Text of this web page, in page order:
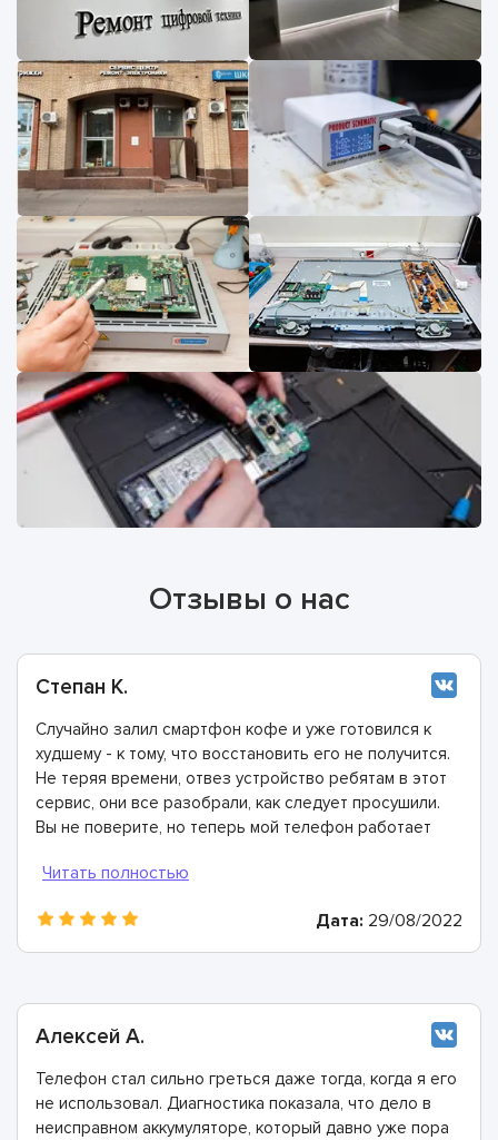
Отзывы о нас
Степан К.
Случайно залил смартфон кофе и уже готовился к
худшему - к тому, что восстановить его не получится.
Не теряя времени, отвез устройство ребятам в этот
сервис, они все разобрали, как следует просушили.
Вы не поверите, но теперь мой телефон работает
Дата: 29/08/2022
Алексей А.
Телефон стал сильно греться даже тогда, когда я его
не использовал. Диагностика показала, что дело в
неисправном аккумуляторе, который давно уже пора